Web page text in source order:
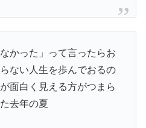
かった」って言ったらお
ない人生を歩んでおるの
面白く見える方がつまら
去年の夏